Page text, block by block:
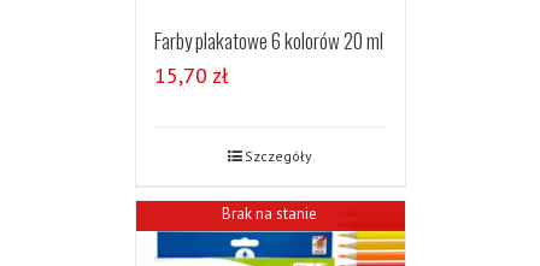
Farby plakatowe 6 kolorów 20 ml
15,70 zł
Szczegóły
Brak na stanie